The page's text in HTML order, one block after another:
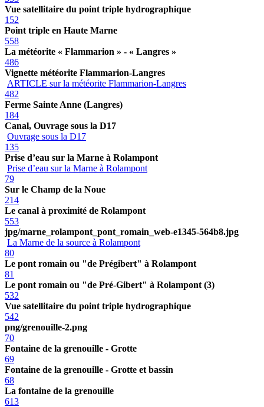
Vue satellitaire du point triple hydrographique
152
Point triple en Haute Marne
558
La météorite « Flammarion » - « Langres »
486
Vignette météorite Flammarion-Langres
ARTICLE sur la météorite Flammarion-Langres
482
Ferme Sainte Anne (Langres)
184
Canal, Ouvrage sous la D17
Ouvrage sous la D17
135
Prise d’eau sur la Marne à Rolampont
Prise d’eau sur la Marne à Rolampont
79
Sur le Champ de la Noue
214
Le canal à proximité de Rolampont
553
jpg/marne_rolampont_pont_romain_web-e1345-564b8.jpg
La Marne de la source à Rolampont
80
Le pont romain ou "de Prégibert" à Rolampont
81
Le pont romain ou "de Pré-Gibert" à Rolampont (3)
532
Vue satellitaire du point triple hydrographique
542
png/grenouille-2.png
70
Fontaine de la grenouille - Grotte
69
Fontaine de la grenouille - Grotte et bassin
68
La fontaine de la grenouille
613